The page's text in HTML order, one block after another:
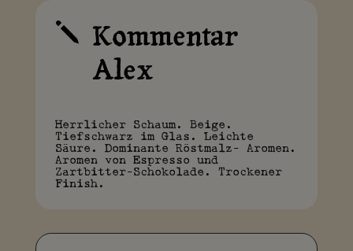
j
Kommentar
Alex
Herrlicher Schaum. Beige.
Tiefschwarz im Glas. Leichte
Säure. Dominante Röstmalz- Aromen.
Aromen von Espresso und
Zartbitter-Schokolade. Trockener
Finish.